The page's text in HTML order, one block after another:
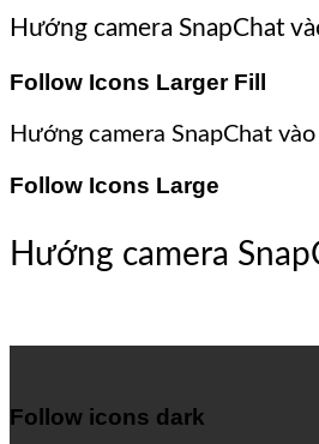
Hướng camera SnapChat
Follow Icons Larger Fill
Hướng camera SnapChat
Follow Icons Large
Hướng camera
Follow icons dark